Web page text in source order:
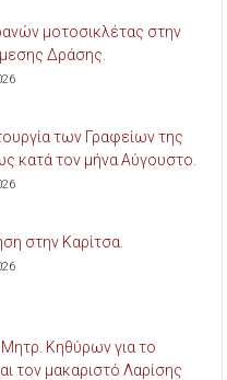
μοτοσικλέτας στην
Δράσης.
των Γραφείων της
κατά τον μήνα Αύγουστο.
στην Καρίτσα.
Κηθύρων για το
τον μακαριστό Λαρίσης